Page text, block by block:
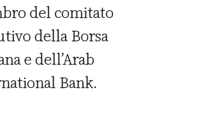
del comitato
della Borsa
e dell’Arab
Bank.